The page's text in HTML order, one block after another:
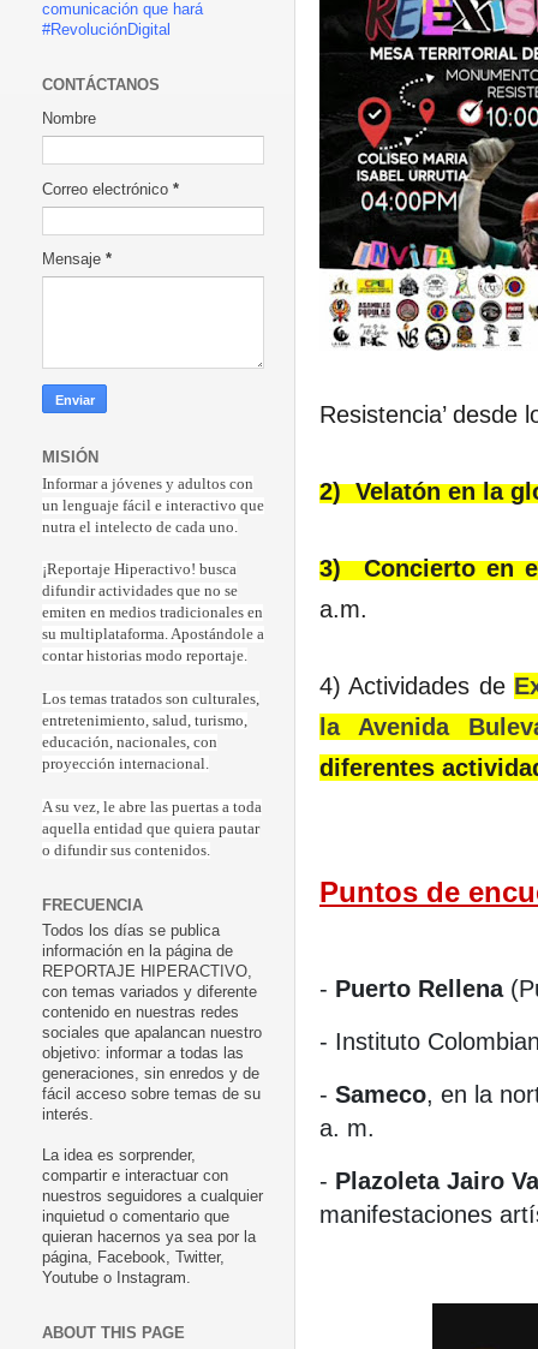
Resistencia’ desde
2)Velatón en la
3)Concierto en
a.m.
4) Actividades de
la Avenida
diferentes
Puntos de
- Puerto Rellena
- Instituto
- Sameco, en la
a. m.
- Plazoleta Jairo
manifestaciones
comunicación que hará
#RevoluciónDigital
CONTÁCTANOS
Nombre
Correo electrónico *
Mensaje *
MISIÓN
Informar a jóvenes y adultos con
un lenguaje fácil e interactivo que
nutra el intelecto de cada uno.
¡Reportaje Hiperactivo! busca
difundir actividades que no se
emiten en medios tradicionales en
su multiplataforma. Apostándole a
contar historias modo reportaje.
Los temas tratados son culturales,
entretenimiento, salud, turismo,
educación, nacionales, con
proyección internacional.
A su vez, le abre las puertas a toda
aquella entidad que quiera pautar
o difundir sus contenidos.
FRECUENCIA
Todos los días se publica
información en la página de
REPORTAJE HIPERACTIVO,
con temas variados y diferente
contenido en nuestras redes
sociales que apalancan nuestro
objetivo: informar a todas las
generaciones, sin enredos y de
fácil acceso sobre temas de su
interés.
La idea es sorprender,
compartir e interactuar con
nuestros seguidores a cualquier
inquietud o comentario que
quieran hacernos ya sea por la
página, Facebook, Twitter,
Youtube o Instagram.
ABOUT THIS PAGE